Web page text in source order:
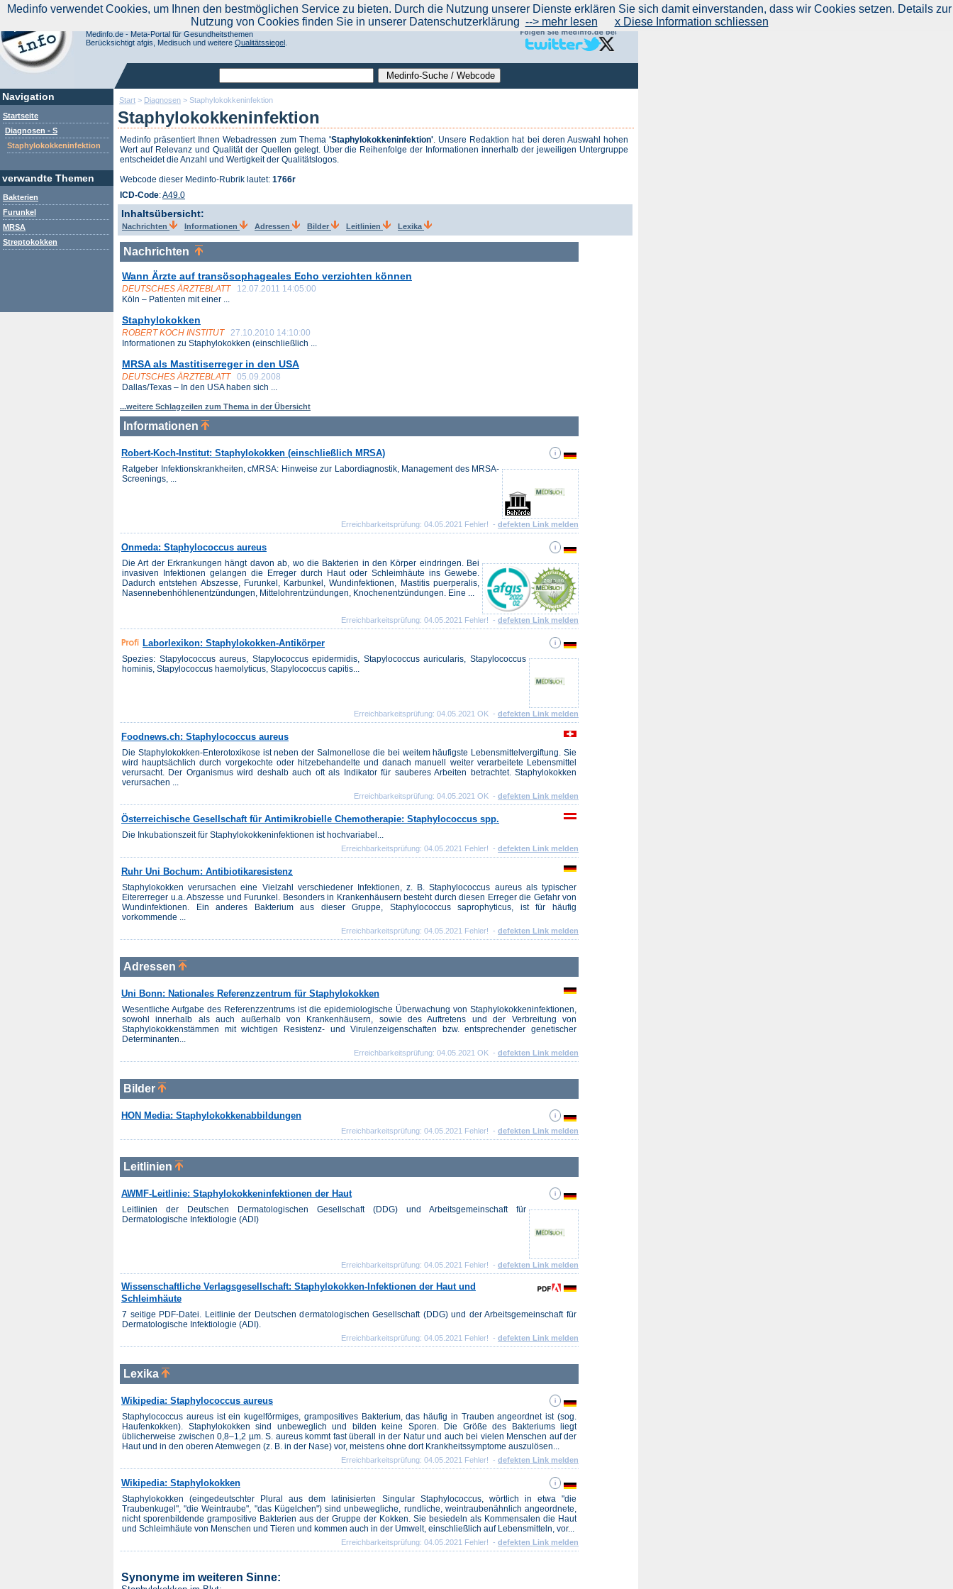
Start > Diagnosen > Staphylokokkeninfektion
Staphylokokkeninfektion
Medinfo präsentiert Ihnen Webadressen zum Thema 'Staphylokokkeninfektion'. Unsere Redaktion hat bei deren Auswahl hohen
Wert auf Relevanz und Qualität der Quellen gelegt. Über die Reihenfolge der Informationen innerhalb der jeweiligen Untergruppe
entscheidet die Anzahl und Wertigkeit der Qualitätslogos.
Webcode dieser Medinfo-Rubrik lautet: 1766r
ICD-Code:A49.0
Inhaltsübersicht:
Nachrichten Informationen Adressen Bilder Leitlinien Lexika
Nachrichten
Wann Ärzte auf transösophageales Echo verzichten können
DEUTSCHES ÄRZTEBLATT
12.07.2011 14:05:00
Köln – Patienten mit einer ...
Staphylokokken
ROBERT KOCH INSTITUT
27.10.2010 14:10:00
Informationen zu Staphylokokken (einschließlich ...
MRSA als Mastitiserreger in den USA
DEUTSCHES ÄRZTEBLATT
05.09.2008
Dallas/Texas – In den USA haben sich ...
...weitere Schlagzeilen zum Thema in der Übersicht
Informationen
Robert-Koch-Institut: Staphylokokken (einschließlich MRSA)
Ratgeber Infektionskrankheiten, cMRSA: Hinweise zur Labordiagnostik, Management des MRSA-
Screenings, ...
Erreichbarkeitsprüfung: 04.05.2021 Fehler! - defekten Link melden
Onmeda: Staphylococcus aureus
Die Art der Erkrankungen hängt davon ab, wo die Bakterien in den Körper eindringen. Bei
invasiven Infektionen gelangen die Erreger durch Haut oder Schleimhäute ins Gewebe.
Dadurch entstehen Abszesse, Furunkel, Karbunkel, Wundinfektionen, Mastitis puerperalis,
Nasennebenhöhlenentzündungen, Mittelohrentzündungen, Knochenentzündungen. Eine ...
Erreichbarkeitsprüfung: 04.05.2021 Fehler! - defekten Link melden
Laborlexikon: Staphylokokken-Antikörper
Spezies: Stapylococcus aureus, Stapylococcus epidermidis, Stapylococcus auricularis, Stapylococcus
hominis, Stapylococcus haemolyticus, Stapylococcus capitis...
Erreichbarkeitsprüfung: 04.05.2021 OK - defekten Link melden
Foodnews.ch: Staphylococcus aureus
Die Staphylokokken-Enterotoxikose ist neben der Salmonellose die bei weitem häufigste Lebensmittelvergiftung. Sie
wird hauptsächlich durch vorgekochte oder hitzebehandelte und danach manuell weiter verarbeitete Lebensmittel
verursacht. Der Organismus wird deshalb auch oft als Indikator für sauberes Arbeiten betrachtet. Staphylokokken
verursachen ...
Erreichbarkeitsprüfung: 04.05.2021 OK - defekten Link melden
Österreichische Gesellschaft für Antimikrobielle Chemotherapie: Staphylococcus spp.
Die Inkubationszeit für Staphylokokkeninfektionen ist hochvariabel...
Erreichbarkeitsprüfung: 04.05.2021 Fehler! - defekten Link melden
Ruhr Uni Bochum: Antibiotikaresistenz
Staphylokokken verursachen eine Vielzahl verschiedener Infektionen, z. B. Staphylococcus aureus als typischer
Eitererreger u.a. Abszesse und Furunkel. Besonders in Krankenhäusern besteht durch diesen Erreger die Gefahr von
Wundinfektionen. Ein anderes Bakterium aus dieser Gruppe, Staphylococcus saprophyticus, ist für häufig
vorkommende ...
Erreichbarkeitsprüfung: 04.05.2021 Fehler! - defekten Link melden
Adressen
Uni Bonn: Nationales Referenzzentrum für Staphylokokken
Wesentliche Aufgabe des Referenzzentrums ist die epidemiologische Überwachung von Staphylokokkeninfektionen,
sowohl innerhalb als auch außerhalb von Krankenhäusern, sowie des Auftretens und der Verbreitung von
Staphylokokkenstämmen mit wichtigen Resistenz- und Virulenzeigenschaften bzw. entsprechender genetischer
Determinanten...
Erreichbarkeitsprüfung: 04.05.2021 OK - defekten Link melden
Bilder
HON Media: Staphylokokkenabbildungen
Erreichbarkeitsprüfung: 04.05.2021 Fehler! - defekten Link melden
Leitlinien
AWMF-Leitlinie: Staphylokokkeninfektionen der Haut
Leitlinien der Deutschen Dermatologischen Gesellschaft (DDG) und Arbeitsgemeinschaft für
Dermatologische Infektiologie (ADI)
Erreichbarkeitsprüfung: 04.05.2021 Fehler! - defekten Link melden
Wissenschaftliche Verlagsgesellschaft: Staphylokokken-Infektionen der Haut und
Schleimhäute
7 seitige PDF-Datei. Leitlinie der Deutschen dermatologischen Gesellschaft (DDG) und der Arbeitsgemeinschaft für
Dermatologische Infektiologie (ADI).
Erreichbarkeitsprüfung: 04.05.2021 Fehler! - defekten Link melden
Lexika
Wikipedia: Staphylococcus aureus
Staphylococcus aureus ist ein kugelförmiges, grampositives Bakterium, das häufig in Trauben angeordnet ist (sog.
Haufenkokken). Staphylokokken sind unbeweglich und bilden keine Sporen. Die Größe des Bakteriums liegt
üblicherweise zwischen 0,8–1,2 µm. S. aureus kommt fast überall in der Natur und auch bei vielen Menschen auf der
Haut und in den oberen Atemwegen (z. B. in der Nase) vor, meistens ohne dort Krankheitssymptome auszulösen...
Erreichbarkeitsprüfung: 04.05.2021 Fehler! - defekten Link melden
Wikipedia: Staphylokokken
Staphylokokken (eingedeutschter Plural aus dem latinisierten Singular Staphylococcus, wörtlich in etwa "die
Traubenkugel", "die Weintraube", "das Kügelchen") sind unbewegliche, rundliche, weintraubenähnlich angeordnete,
nicht sporenbildende grampositive Bakterien aus der Gruppe der Kokken. Sie besiedeln als Kommensalen die Haut
und Schleimhäute von Menschen und Tieren und kommen auch in der Umwelt, einschließlich auf Lebensmitteln, vor...
Erreichbarkeitsprüfung: 04.05.2021 Fehler! - defekten Link melden
Synonyme im weiteren Sinne:
Navigation
Startseite
Diagnosen - S
Staphylokokkeninfektion
verwandte Themen
Bakterien
Furunkel
MRSA
Streptokokken
Aktuelle Nachrichten|Nachrichtentrend | werben auf Medinfo|Anbieter hinzufügen (Gratis!)|über Medinfo|Feedback
Suchen Sie noch oder Finden Sie schon?
Medinfo.de - Meta-Portal für Gesundheitsthemen
Berücksichtigt afgis, Medisuch und weitere Qualitätssiegel
Medinfo verwendet Cookies, um Ihnen den bestmöglichen Service zu bieten. Durch die Nutzung unserer Dienste erklären Sie sich damit einverstanden, dass wir Cookies setzen. Details zur
Nutzung von Cookies finden Sie in unserer Datenschutzerklärung --> mehr lesen x Diese Information schliessen